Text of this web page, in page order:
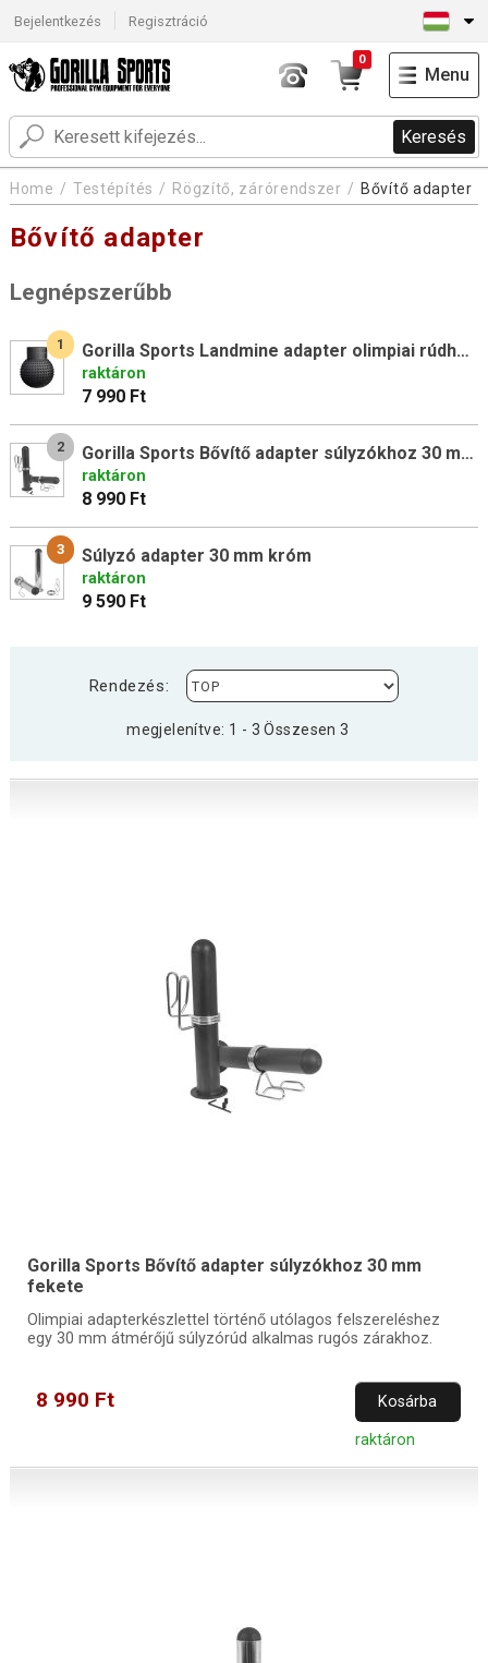
Bejelentkezés Regisztráció
Keresés
0
Menu
Home Testépítés Rögzítő, zárórendszer Bővítő adapter
Bővítő adapter
Legnépszerűbb
1 Gorilla Sports Landmine adapter olimpiai rúdhoz 50 mm
raktáron
7 990 Ft
2 Gorilla Sports Bővítő adapter súlyzókhoz 30 mm fekete
raktáron
8 990 Ft
3 Súlyzó adapter 30 mm króm
raktáron
9 590 Ft
Rendezés:
megjelenítve: 1 - 3 Összesen 3
Gorilla Sports Bővítő adapter súlyzókhoz 30 mm
fekete
Olimpiai adapterkészlettel történő utólagos felszereléshez
egy 30 mm átmérőjű súlyzórúd alkalmas rugós zárakhoz.
8 990 Ft Kosárba
raktáron